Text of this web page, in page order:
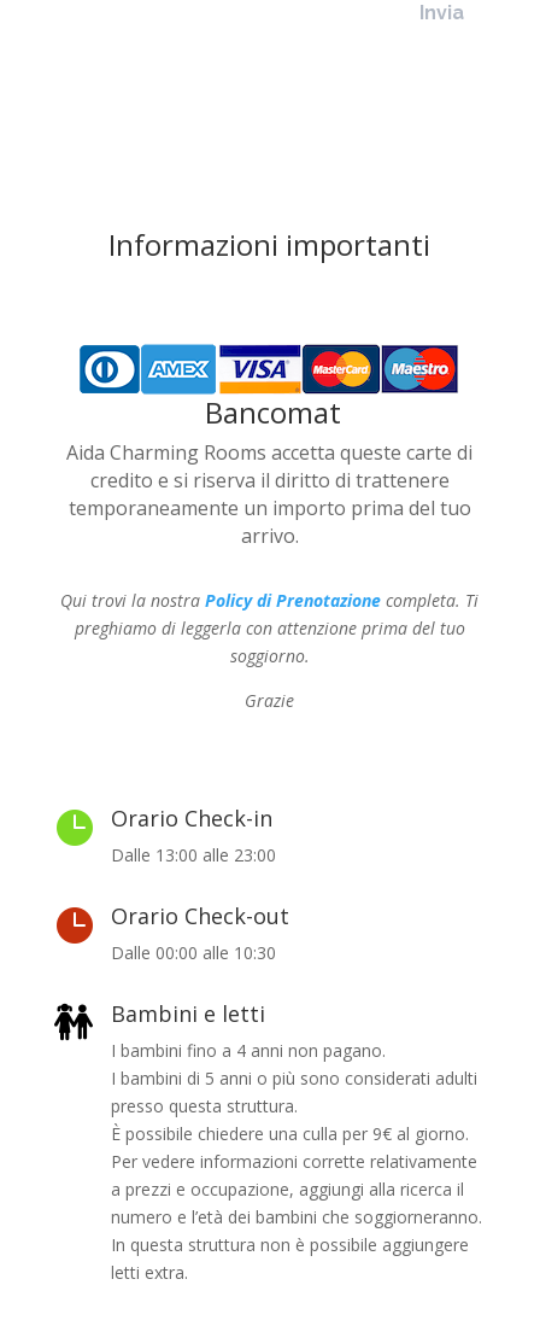
Invia
Informazioni importanti
Bancomat
Aida Charming Rooms accetta queste carte di
credito e si riserva il diritto di trattenere
temporaneamente un importo prima del tuo
arrivo.
Qui trovi la nostraPolicy di Prenotazione completa. Ti
preghiamo di leggerla con attenzione prima del tuo
soggiorno.
Grazie
 Orario Check-in
Dalle 13:00 alle 23:00
 Orario Check-out
Dalle 00:00 alle 10:30
Bambini e letti
I bambini fino a 4 anni non pagano.
I bambini di 5 anni o più sono considerati adulti
presso questa struttura.
È possibile chiedere una culla per 9€ al giorno.
Per vedere informazioni corrette relativamente
a prezzi e occupazione, aggiungi alla ricerca il
numero e l’età dei bambini che soggiorneranno.
In questa struttura non è possibile aggiungere
letti extra.